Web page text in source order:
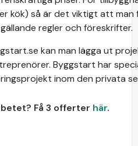
kök) så är det viktigt att man
regler och föreskrifter.
kan man lägga ut
Byggstart har
inom den privata
Få 3 offerter här.